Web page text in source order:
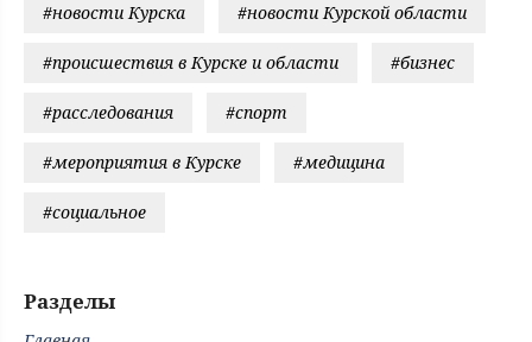
#новости Курска #новости Курской области
#происшествия в Курске и области #бизнес
#расследования #спорт
#мероприятия в Курске #медицина
#социальное
Разделы